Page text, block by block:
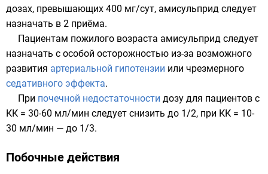
дозах, превышающих 400 мг/сут, амисульприд следует
назначать в 2 приёма.
Пациентам пожилого возраста амисульприд следует
назначать с особой осторожностью из-за возможного
развития артериальной гипотензии или чрезмерного
седативного эффекта.
При почечной недостаточности дозу для пациентов с
КК = 30-60 мл/мин следует снизить до 1/2, при КК = 10-
30 мл/мин — до 1/3.
Побочные действия